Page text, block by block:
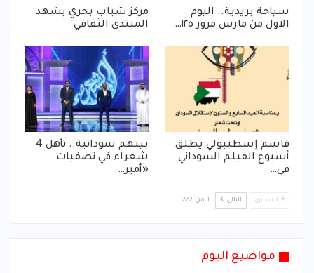
سياحة بريدية.. اليوم
الاول من مارس مرور ١٢٥…
مركز شباب بحري يشهد
المنتدى الثقافي
قاسم إسطنبولي يطلق
أسبوع الفيلم السوداني
في…
بينهم سودانية.. تأهل 4
شعراء في تصفيات
«أمير…
السابق التالي 1 من 272
مواضيع اليوم